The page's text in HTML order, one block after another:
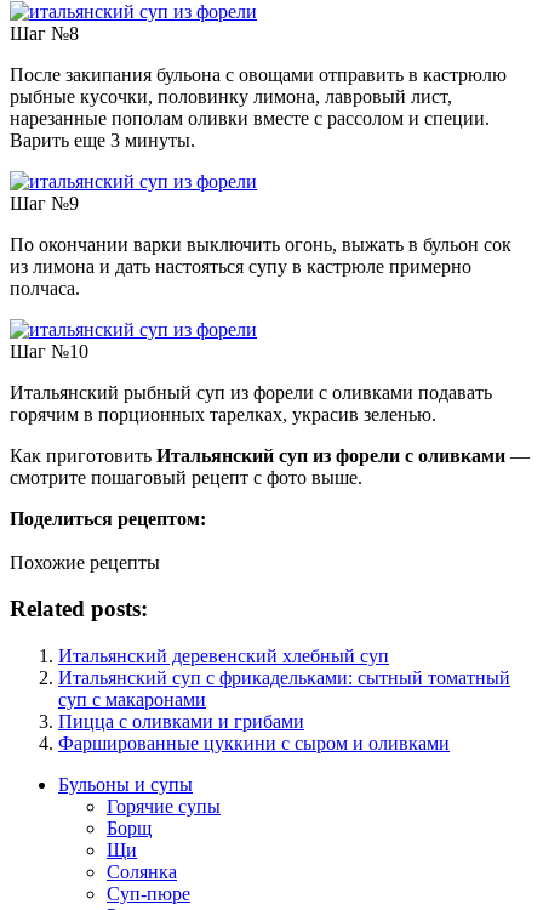
Шаг №8
После закипания бульона с овощами отправить в кастрюлю
рыбные кусочки, половинку лимона, лавровый лист,
нарезанные пополам оливки вместе с рассолом и специи.
Варить еще 3 минуты.
Шаг №9
По окончании варки выключить огонь, выжать в бульон сок
из лимона и дать настояться супу в кастрюле примерно
полчаса.
Шаг №10
Итальянский рыбный суп из форели с оливками подавать
горячим в порционных тарелках, украсив зеленью.
Как приготовить Итальянский суп из форели с оливками —
смотрите пошаговый рецепт с фото выше.
Поделиться рецептом:
Похожие рецепты
Related posts:
Итальянский деревенский хлебный суп
Итальянский суп с фрикадельками: сытный томатный
суп с макаронами
Пицца с оливками и грибами
Фаршированные цуккини с сыром и оливками
Бульоны и супы
Горячие супы
Борщ
Щи
Солянка
Суп-пюре